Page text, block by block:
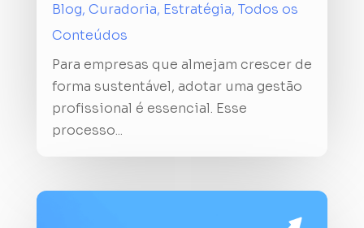
Blog, Curadoria, Estratégia, Todos os
Conteúdos
Para empresas que almejam crescer de
forma sustentável, adotar uma gestão
profissional é essencial. Esse
processo...